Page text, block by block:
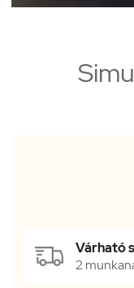
Várható
2